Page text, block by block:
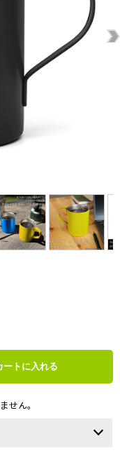
ートに入れる
せん。